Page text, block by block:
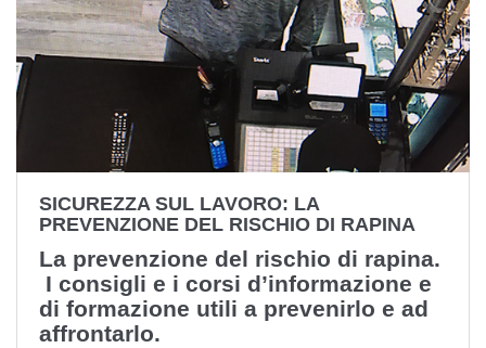
SICUREZZA SUL LAVORO: LA
PREVENZIONE DEL RISCHIO DI RAPINA
La prevenzione del rischio di rapina.
I consigli e i corsi d’informazione e
di formazione utili a prevenirlo e ad
affrontarlo.